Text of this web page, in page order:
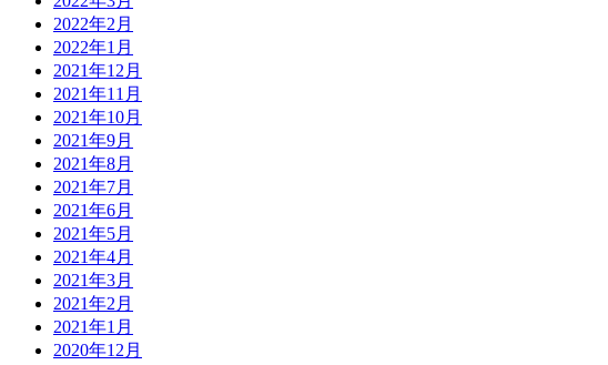
2022年2月
2022年1月
2021年12月
2021年11月
2021年10月
2021年9月
2021年8月
2021年7月
2021年6月
2021年5月
2021年4月
2021年3月
2021年2月
2021年1月
2020年12月